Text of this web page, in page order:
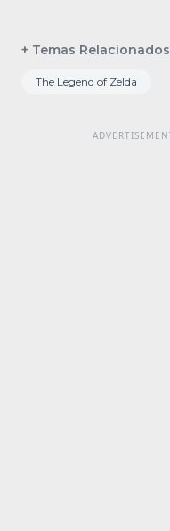
+ Temas Relacionados
The Legend of Zelda